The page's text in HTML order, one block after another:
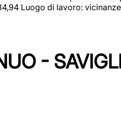
Luogo di lavoro:
-